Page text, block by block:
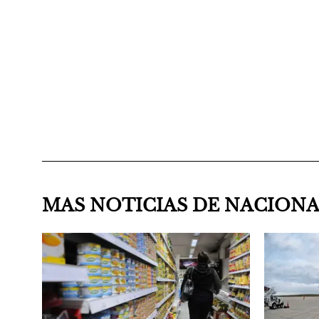
MAS NOTICIAS DE